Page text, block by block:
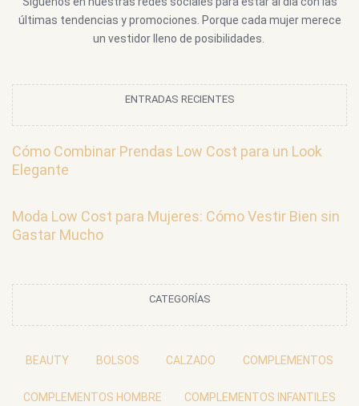
últimas tendencias y promociones. Porque cada mujer merece
un vestidor lleno de posibilidades.
ENTRADAS RECIENTES
Cómo Combinar Prendas Low Cost para un Look
Elegante
Moda Low Cost para Mujeres: Cómo Vestir Bien sin
Gastar Mucho
CATEGORÍAS
BEAUTY BOLSOS CALZADO COMPLEMENTOS
COMPLEMENTOS HOMBRE COMPLEMENTOS INFANTILES